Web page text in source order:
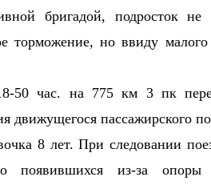
бригадой, подросток не
торможение, но ввиду малого
50 час. на 775 км 3 пк
движущегося пассажирского
8 лет. При следовании
появившихся из-за